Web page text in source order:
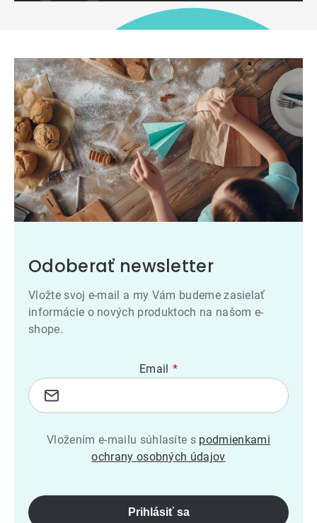
Odoberať newsletter
Vložte svoj e-mail a my Vám budeme zasielať
informácie o nových produktoch na našom e-
shope.
Email
Vložením e-mailu súhlasíte s podmienkami
ochrany osobných údajov
Prihlásiť sa